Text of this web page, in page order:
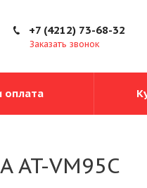
+7 (4212) 73-68-32
Заказать звонок
оплата
AT-VM95С